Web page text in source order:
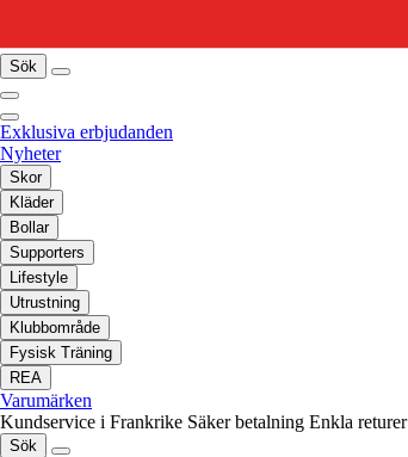
Sök
Exklusiva erbjudanden
Nyheter
Skor
Kläder
Bollar
Supporters
Lifestyle
Utrustning
Klubbområde
Fysisk Träning
REA
Varumärken
Kundservice i Frankrike Säker betalning Enkla returer
Sök